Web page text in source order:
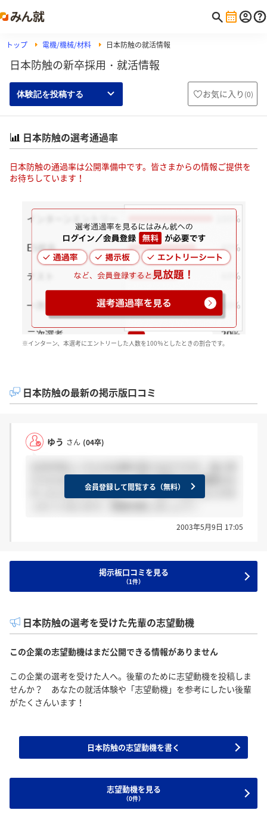
トップ 電機/機械/材料 日本防触の就活情報
日本防触の新卒採用・就活情報
体験記を投稿する お気に入り (0)
日本防触の選考通過率
日本防触の通過率は公開準備中です。皆さまからの情報ご提供を
お待ちしています！
※インターン、本選考にエントリーした人数を100％としたときの割合です。
日本防触の最新の掲示版口コミ
ゆう さん (04卒)
けられる方いませんか？？確か受験方法が推薦のみ
だったと思うのですが・・・。周りに受ける人がま
会員登録して閲覧する（無料）
2003年5月9日 17:05
掲示板口コミを見る
（1件）
日本防触の選考を受けた先輩の志望動機
この企業の志望動機はまだ公開できる情報がありません
この企業の選考を受けた人へ。後輩のために志望動機を投稿しま
せんか？ あなたの就活体験や「志望動機」を参考にしたい後輩
がたくさんいます！
日本防触の志望動機を書く
志望動機を見る
（0件）